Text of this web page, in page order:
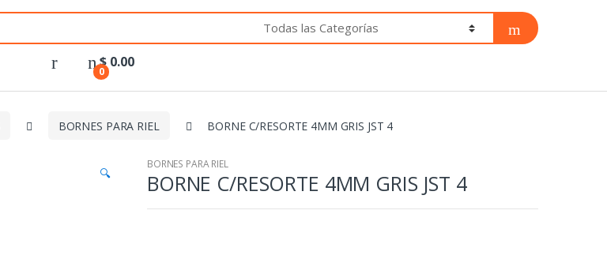
0
$ 0.00
BORNES PARA RIEL BORNE C/RESORTE 4MM GRIS JST 4
🔍
BORNES PARA RIEL
BORNE C/RESORTE 4MM GRIS JST 4